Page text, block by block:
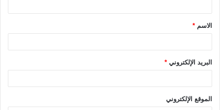
ق
*الاسم *
البريد الإلكتروني *
الموقع الإلكتروني